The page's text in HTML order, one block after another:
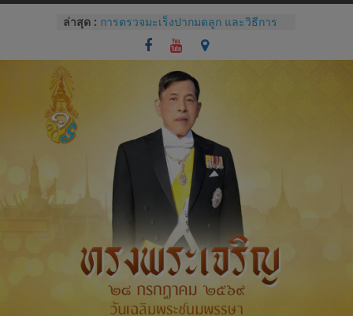
Skip
ล่าสุด : การตรวจมะเร็งปากมดลูก และวิธีการ
ใช้โปรแกรม colpo IT Pro
แบบประเมินทักษะปฏิบัติการซักประวัติ
และการตรวจครรภ์
โรคไม่ติดต่อเรื้อรังกับสุขภาช่องปาก
และแนวทางปฏิบัติทางคลินิกสำหรับผู้
ป่วยทันตกรรม
Competency หัวใจของการบริหารของ
บุคลากรโรงพยาบาล
การปราศจากเชื้อด้วยเครื่องนึ่งฆ่าเชื้อ
จุลินทรีย์